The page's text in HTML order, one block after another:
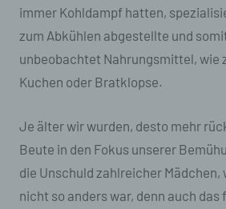
immer Kohldampf hatten,
zum Abkühlen abgestellte und
unbeobachtet Nahrungsmittel, wie
Kuchen oder Bratklopse.
Je älter wir wurden, desto mehr
Beute in den Fokus unserer
die Unschuld zahlreicher Mädchen,
nicht so anders war, denn auch das